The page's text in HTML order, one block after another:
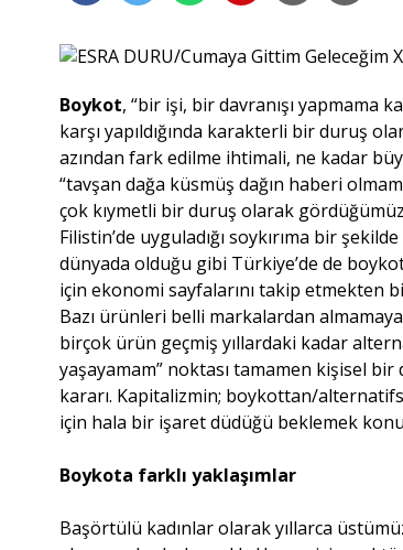
Boykot, “bir işi, bir davranışı yapmama
karşı yapıldığında karakterli bir duruş
azından fark edilme ihtimali, ne kadar
“tavşan dağa küsmüş dağın haberi
çok kıymetli bir duruş olarak
Filistin’de uyguladığı soykırıma bir
dünyada olduğu gibi Türkiye’de de
için ekonomi sayfalarını takip etmekten
Bazı ürünleri belli markalardan
birçok ürün geçmiş yıllardaki kadar
yaşayamam” noktası tamamen kişisel
kararı. Kapitalizmin; boykottan/
için hala bir işaret düdüğü beklemek
Boykota farklı yaklaşımlar
Başörtülü kadınlar olarak yıllarca